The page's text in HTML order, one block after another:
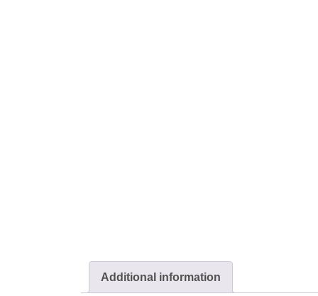
Additional information